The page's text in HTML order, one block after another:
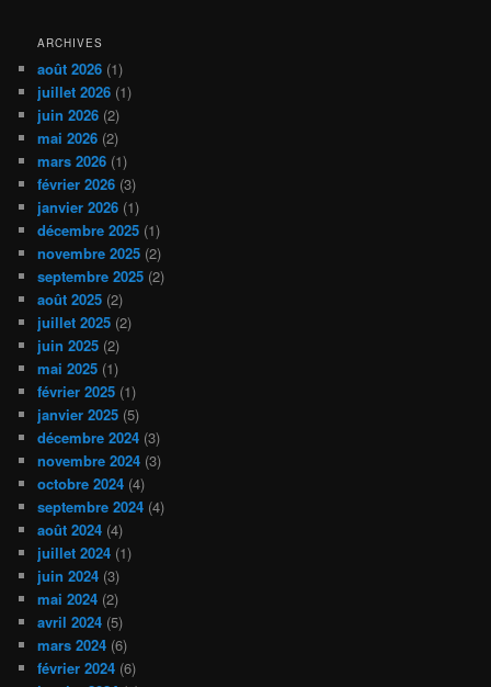
ARCHIVES
août 2026 (1)
juillet 2026 (1)
juin 2026 (2)
mai 2026 (2)
mars 2026 (1)
février 2026 (3)
janvier 2026 (1)
décembre 2025 (1)
novembre 2025 (2)
septembre 2025 (2)
août 2025 (2)
juillet 2025 (2)
juin 2025 (2)
mai 2025 (1)
février 2025 (1)
janvier 2025 (5)
décembre 2024 (3)
novembre 2024 (3)
octobre 2024 (4)
septembre 2024 (4)
août 2024 (4)
juillet 2024 (1)
juin 2024 (3)
mai 2024 (2)
avril 2024 (5)
mars 2024 (6)
février 2024 (6)